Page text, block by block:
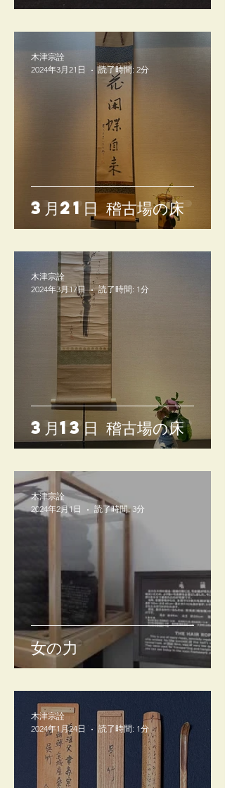
3月21日 稽古場の床
木津宗詮
2024年3月21日
読了時間: 2分
3月13日 稽古場の床
木津宗詮
2024年3月17日
読了時間: 1分
女の力
木津宗詮
2024年2月1日
読了時間: 3分
木津宗詮
2024年1月24日
読了時間: 1分